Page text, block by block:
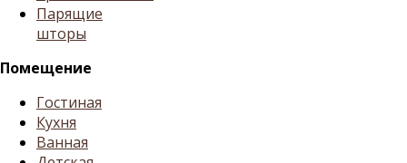
Парящие
шторы
Помещение
Гостиная
Кухня
Ванная